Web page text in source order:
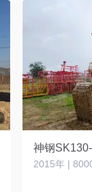
神钢
2015年 |